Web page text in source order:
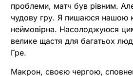
проблеми, матч був рівним.
чудову гру. Я пишаюся нашою
неймовірна. Насолоджуюся
велике щастя для багатьох
Гре.
Макрон, своєю чергою,